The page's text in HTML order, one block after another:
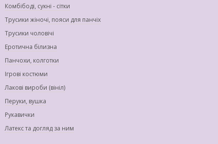
Комбібоді, сукні - сітки
Трусики жіночі, пояси для панчіх
Трусики чоловічі
Еротична білизна
Панчохи, колготки
Ігрові костюми
Лакові вироби (вініл)
Перуки, вушка
Рукавички
Латекс та догляд за ним